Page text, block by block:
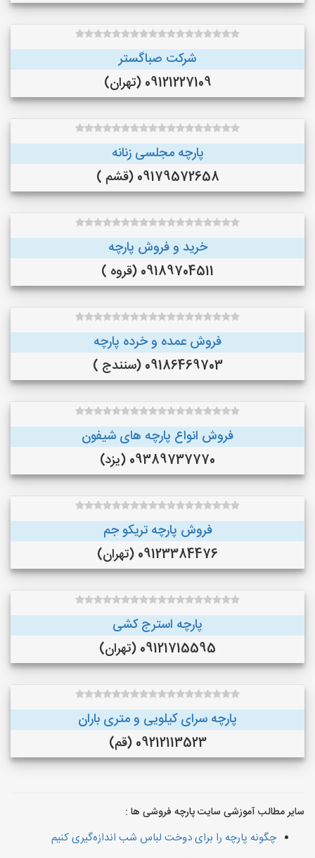
شرکت صباگستر
09121227109 (تهران)
پارچه مجلسی زنانه
09179572658 (قشم )
خرید و فروش پارچه
09189704511 (قروه )
فروش عمده و خرده پارچه
09186469703 (سنندج )
فروش انواع پارچه های شیفون
09389737770 (یزد)
فروش پارچه تریکو جم
09123384476 (تهران)
پارچه استرج کشی
09121715595 (تهران)
پارچه سرای کیلویی و متری باران
09212113523 (قم)
سایر مطالب آموزشی سایت پارچه فروشی ها :
چگونه پارچه را برای دوخت لباس شب اندازه‌گیری کنیم